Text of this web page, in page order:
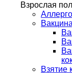
Взрослая
Взятие